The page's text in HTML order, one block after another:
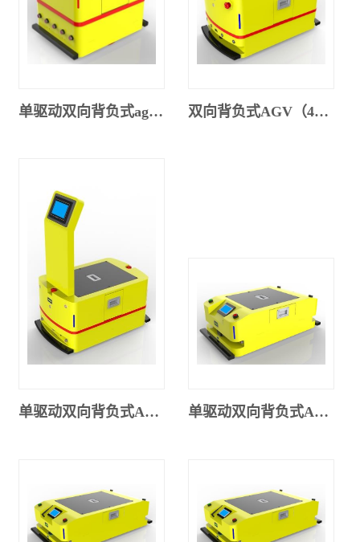
单驱动双向背负式agv（520SX-001） 双向背负式AGV（430SX-001）
单驱动双向背负式AGV（430SX-002） 单驱动双向背负式AGV（300SX-001）